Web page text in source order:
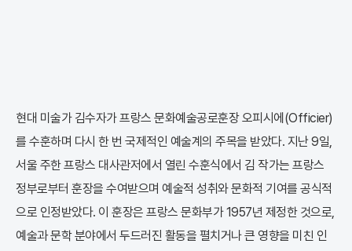
현대 미술가 김수자가 프랑스 문화예술공로훈장 오피시에(Officier)
를 수훈하며 다시 한 번 국제적인 예술계의 주목을 받았다. 지난 9일,
서울 주한 프랑스 대사관저에서 열린 수훈식에서 김 작가는 프랑스
정부로부터 훈장을 수여받으며 예술적 성취와 문화적 기여를 공식적
으로 인정받았다. 이 훈장은 프랑스 문화부가 1957년 제정한 것으로,
예술과 문학 분야에서 두드러진 활동을 펼치거나 큰 영향을 미친 인